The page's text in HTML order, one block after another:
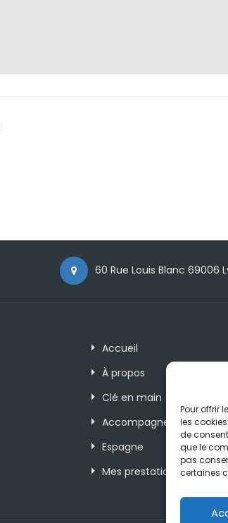
Pour offrir
les
de
que le
pas
certaines
60 Rue Louis Blanc 69006
Accueil
À propos
Clé en main
Accompagnement
Espagne
Mes prestations